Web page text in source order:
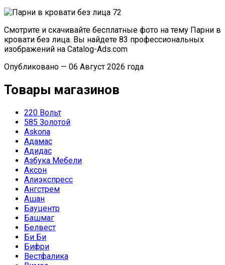
Смотрите и скачивайте бесплатные фото на тему Парни в
кровати без лица. Вы найдете 83 профессиональных
изображений на Catalog-Ads.com
Опубликовано — 06 Август 2026 года
Товары магазинов
220 Вольт
585 Золотой
Askona
Адамас
Адидас
Азбука Мебели
Аксон
Алиэкспресс
Ангстрем
Ашан
Бауцентр
Башмаг
Белвест
Би Би
Бифри
Вестфалика